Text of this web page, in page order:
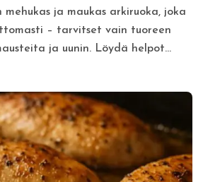
– tarvitset vain tuoreen
ja uunin. Löydä helpot…